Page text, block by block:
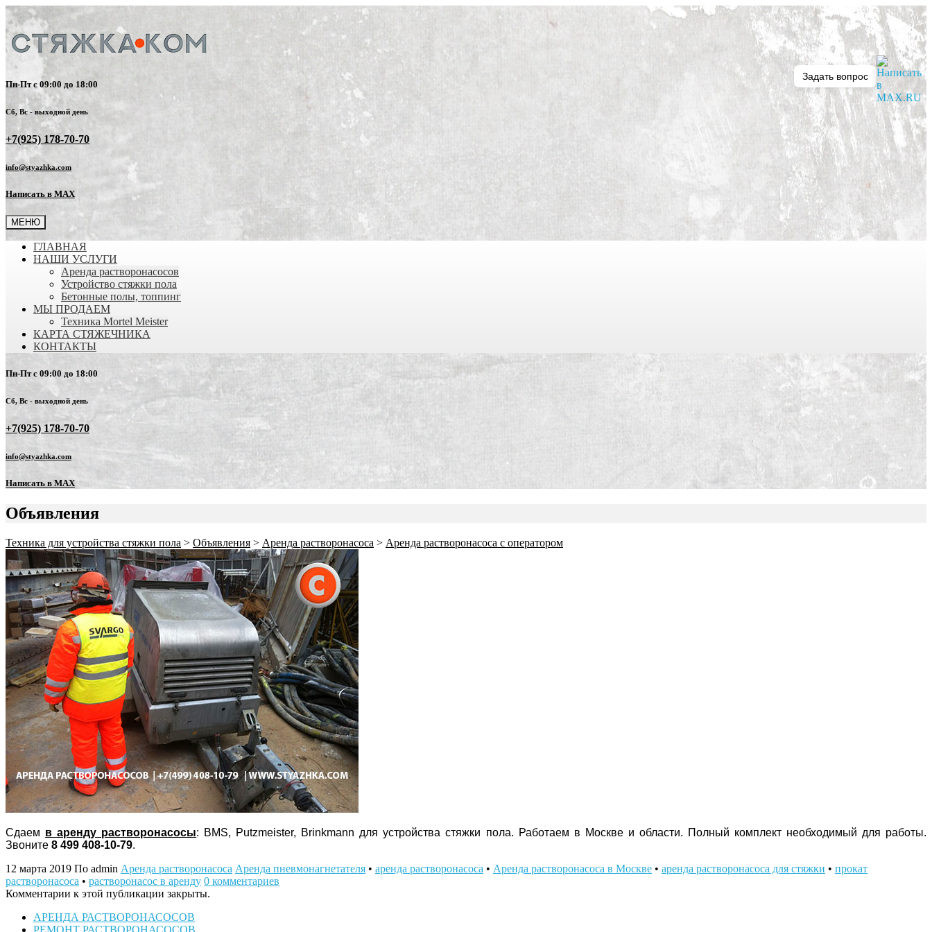
Пн-Пт с 09:00 до 18:00
Сб, Вс - выходной день
+7(925) 178-70-70
info@styazhka.com
Написать в MAX
МЕНЮ
ГЛАВНАЯ
НАШИ УСЛУГИ
Аренда растворонасосов
Устройство стяжки пола
Бетонные полы, топпинг
МЫ ПРОДАЕМ
Техника Mortel Meister
КАРТА СТЯЖЕЧНИКА
КОНТАКТЫ
Пн-Пт с 09:00 до 18:00
Сб, Вс - выходной день
+7(925) 178-70-70
info@styazhka.com
Написать в MAX
Объявления
Техника для устройства стяжки пола > Объявления > Аренда растворонасоса > Аренда растворонасоса с оператором
Сдаем в аренду растворонасосы: BMS, Putzmeister, Brinkmann для устройства стяжки пола. Работаем в Москве и области. Полный комплект необходимый для работы.
Звоните 8 499 408-10-79.
12 марта 2019 По admin Аренда растворонасоса Аренда пневмонагнетателя • аренда растворонасоса • Аренда растворонасоса в Москве • аренда растворонасоса для стяжки • прокат
растворонасоса • растворонасос в аренду 0 комментариев
Комментарии к этой публикации закрыты.
АРЕНДА РАСТВОРОНАСОСОВ
Задать вопрос